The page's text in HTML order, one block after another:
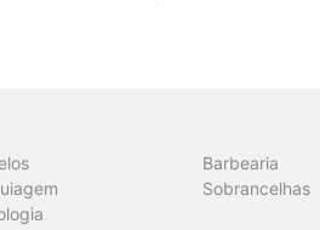
Barbearia
Sobrancelhas